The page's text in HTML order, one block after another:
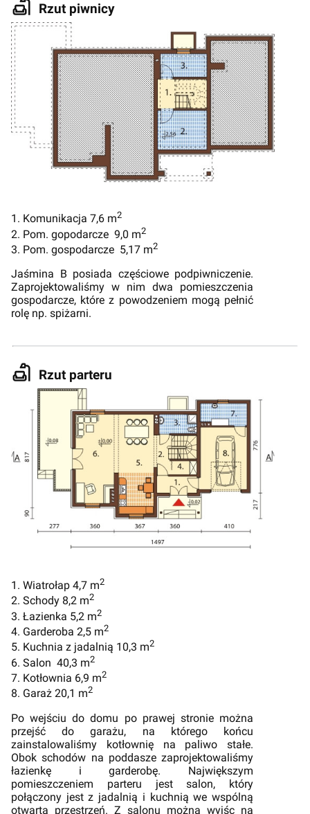
Rzut piwnicy
1. Komunikacja 7,6 m2
2. Pom. gopodarcze 9,0 m2
3. Pom. gospodarcze 5,17 m2
Jaśmina B posiada częściowe podpiwniczenie.
Zaprojektowaliśmy w nim dwa pomieszczenia
gospodarcze, które z powodzeniem mogą pełnić
rolę np. spiżarni.
Rzut parteru
1. Wiatrołap 4,7 m2
2. Schody 8,2 m2
3. Łazienka 5,2 m2
4. Garderoba 2,5 m2
5. Kuchnia z jadalnią 10,3 m2
6. Salon 40,3 m2
7. Kotłownia 6,9 m2
8. Garaż 20,1 m2
Po wejściu do domu po prawej stronie można
przejść do garażu, na którego końcu
zainstalowaliśmy kotłownię na paliwo stałe.
Obok schodów na poddasze zaprojektowaliśmy
łazienkę i garderobę. Największym
pomieszczeniem parteru jest salon, który
połączony jest z jadalnią i kuchnią we wspólną
otwartą przestrzeń. Z salonu można wyjśc na